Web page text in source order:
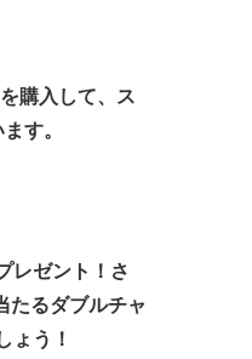
購入して、ス
す。
レゼント！さ
たるダブルチャ
ょう！